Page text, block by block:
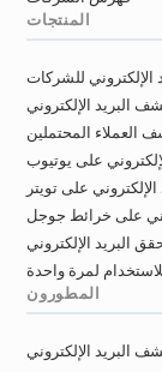
المنتجات
للشركات
البريد الإلكتروني
العملاء المحتملين
على يوتيوب
على تويتر
على خرائط جوجل
البريد الإلكتروني
لمرة واحدة
المطورون
البريد الإلكتروني